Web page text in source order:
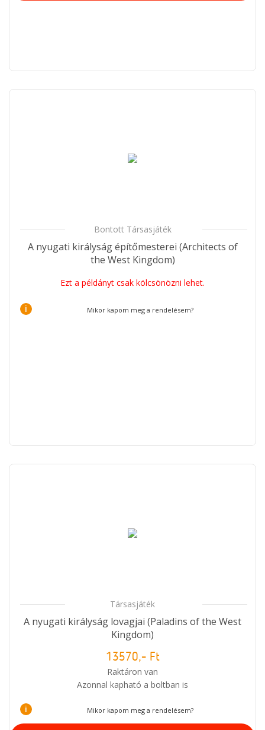
Bontott Társasjáték
A nyugati királyság építőmesterei (Architects of
the West Kingdom)
Ezt a példányt csak kölcsönözni lehet.
i Mikor kapom meg a rendelésem?
Társasjáték
A nyugati királyság lovagjai (Paladins of the West
Kingdom)
13570,- Ft
Raktáron van
Azonnal kapható a boltban is
i Mikor kapom meg a rendelésem?